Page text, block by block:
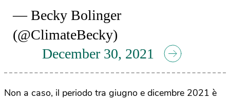
— Becky Bolinger
(@ClimateBecky)
December 30, 2021
Non a caso, il periodo tra giugno e dicembre 2021 è